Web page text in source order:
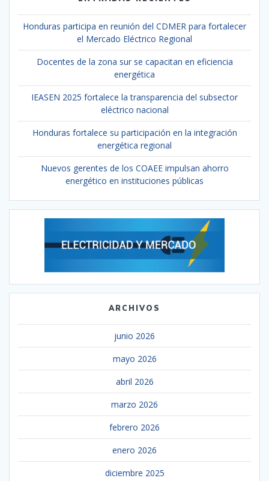
Honduras participa en reunión del CDMER para fortalecer
el Mercado Eléctrico Regional
Docentes de la zona sur se capacitan en eficiencia
energética
IEASEN 2025 fortalece la transparencia del subsector
eléctrico nacional
Honduras fortalece su participación en la integración
energética regional
Nuevos gerentes de los COAEE impulsan ahorro
energético en instituciones públicas
ARCHIVOS
junio 2026
mayo 2026
abril 2026
marzo 2026
febrero 2026
enero 2026
diciembre 2025